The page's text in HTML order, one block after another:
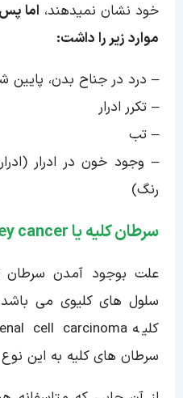
خود نشان نمیدهند، اما پس
موارد زیر را داشت:
– درد در جناح بدن، پایین
– تکرر ادرار
– تب
– وجود خون در ادرار
رنگ)
سرطان کلیه یا Kidney cancer
علت بوجود آمدن سرطان
سلول های کلیوی می
سرطان های کلیه به این